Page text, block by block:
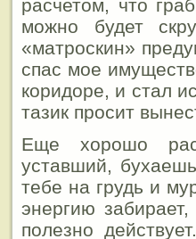
расчетом, что
можно будет
«матроскин»
спас мое
коридоре, и стал
тазик просит
Еще хорошо
уставший,
тебе на грудь и
энергию
полезно